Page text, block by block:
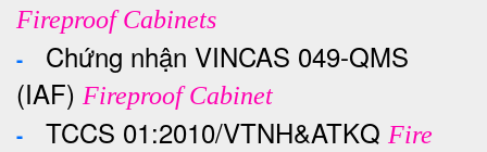
Fireproof Cabinets
-
Chứng nhận VINCAS 049-QMS
(IAF) Fireproof Cabinet
- TCCS 01:2010/VTNH&ATKQ Fire